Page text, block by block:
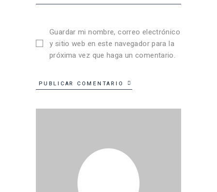
Guardar mi nombre, correo electrónico
y sitio web en este navegador para la
próxima vez que haga un comentario.
PUBLICAR COMENTARIO